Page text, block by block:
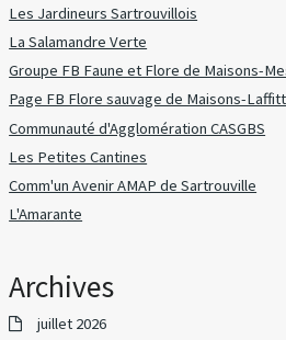
Les Jardineurs Sartrouvillois
La Salamandre Verte
Groupe FB Faune et Flore de Maisons-
Page FB Flore sauvage de Maisons-
Communauté d'Agglomération CASGBS
Les Petites Cantines
Comm'un Avenir AMAP de Sartrouville
L'Amarante
Archives
juillet 2026